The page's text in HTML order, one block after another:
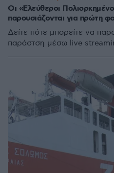
Οι «Ελεύθεροι
παρουσιάζονται για πρώτη
Δείτε πότε μπορείτε να
παράστση μέσω live